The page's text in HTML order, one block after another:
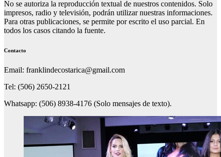
No se autoriza la reproducción textual de nuestros contenidos. Solo
impresos, radio y televisión, podrán utilizar nuestras informaciones.
Para otras publicaciones, se permite por escrito el uso parcial. En
todos los casos citando la fuente.
Contacto
Email: franklindecostarica@gmail.com
Tel: (506) 2650-2121
Whatsapp: (506) 8938-4176 (Solo mensajes de texto).